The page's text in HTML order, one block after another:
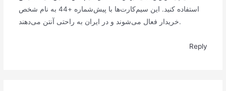
استفاده کنید. این سیم‌کارت‌ها با پیش‌شماره +44 به نام شخص
خریدار فعال می‌شوند و در ایران به راحتی آنتن می‌دهند.
Reply